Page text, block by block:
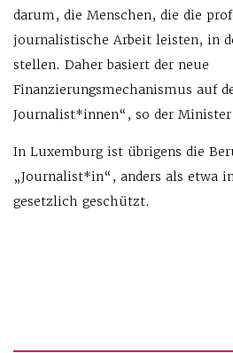
darum, die Menschen, die die
journalistische Arbeit leisten, in
stellen. Daher basiert der neue
Finanzierungsmechanismus auf
Journalist*innen“, so der
In Luxemburg ist übrigens die
„Journalist*in“, anders als etwa
gesetzlich geschützt.